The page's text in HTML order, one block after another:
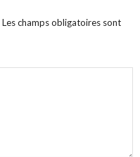
Les champs obligatoires sont